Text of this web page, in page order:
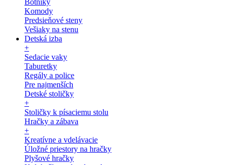
Botníky
Komody
Predsieňové steny
Vešiaky na stenu
Detská izba
+
Sedacie vaky
Taburetky
Regály a police
Pre najmenších
Detské stoličky
+
Stoličky k písaciemu stolu
Hračky a zábava
+
Kreatívne a vdelávacie
Úložné priestory na hračky
Plyšové hračky